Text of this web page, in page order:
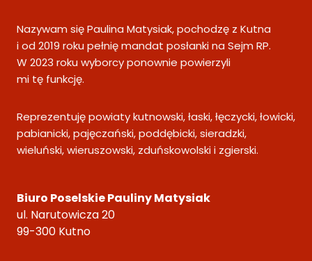
Nazywam się Paulina Matysiak, pochodzę z Kutna
i od 2019 roku pełnię mandat posłanki na Sejm RP.
W 2023 roku wyborcy ponownie powierzyli
mi tę funkcję.
Reprezentuję powiaty kutnowski, łaski, łęczycki, łowicki,
pabianicki, pajęczański, poddębicki, sieradzki,
wieluński, wieruszowski, zduńskowolski i zgierski.
Biuro Poselskie Pauliny Matysiak
ul. Narutowicza 20
99-300 Kutno